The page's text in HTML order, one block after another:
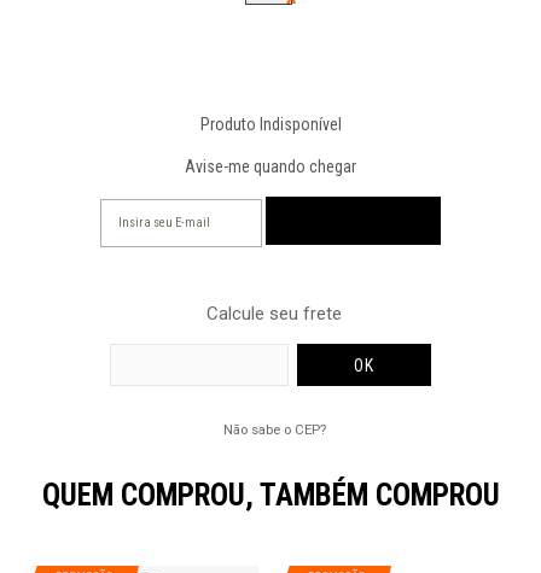
Produto Indisponível
Avise-me quando chegar
Calcule seu frete
Não sabe o CEP?
QUEM COMPROU, TAMBÉM COMPROU